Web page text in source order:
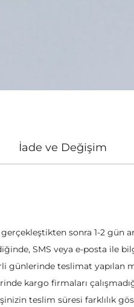
İade ve Değişim
sonra 1-2 gün
SMS veya e-posta ile
günlerinde teslimat yapılan
kargo firmaları
teslim süresi farklılık